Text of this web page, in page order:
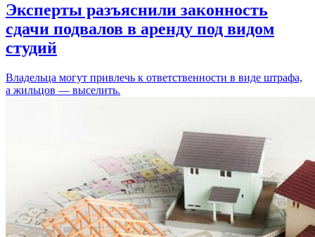
Эксперты разъяснили законность
сдачи подвалов в аренду под видом
студий
Владельца могут привлечь к ответственности в виде штрафа,
а жильцов — выселить.